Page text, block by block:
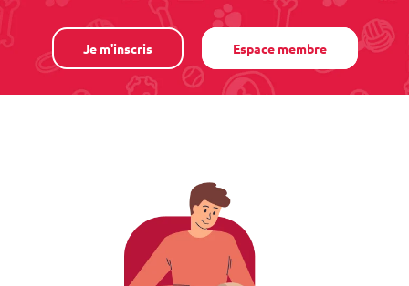
Je m'inscris Espace membre